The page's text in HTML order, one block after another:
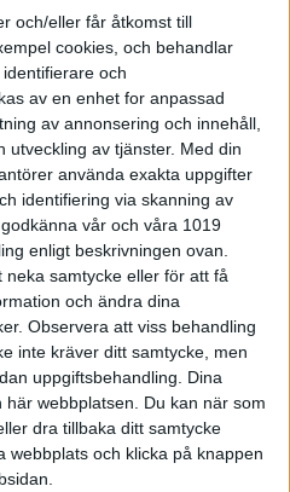
och/eller får åtkomst till
cookies, och behandlar
och
av en enhet for anpassad
av annonsering och innehåll,
utveckling av tjänster. Med din
använda exakta uppgifter
identifiering via skanning av
vår och våra 1019
enligt beskrivningen ovan.
samtycke eller för att få
och ändra dina
Observera att viss behandling
inte kräver ditt samtycke, men
uppgiftsbehandling. Dina
webbplatsen. Du kan när som
dra tillbaka ditt samtycke
webbplats och klicka på knappen
till individuella